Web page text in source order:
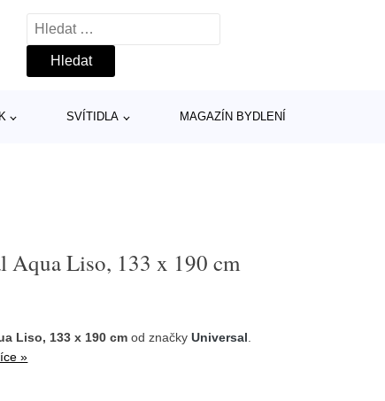
Vyhledávání
SVÍTIDLA MAGAZÍN BYDLENÍ
Aqua Liso, 133 x 190 cm
Liso, 133 x 190 cm od značkyUniversal
»